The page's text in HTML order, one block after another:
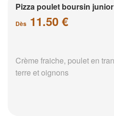
Pizza poulet boursin junior
Dès 11.50 €
Crème fraiche, poulet en
terre et oignons